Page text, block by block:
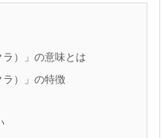
ラ）」の意味とは
ラ）」の特徴